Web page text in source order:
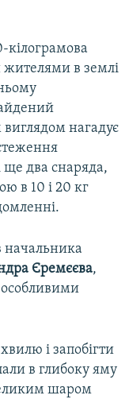
кілограмова
в землі
нагадує
ще два снаряда,
в 10 і 20 кг
начальника
Єремєєва,
і запобігти
в глибоку яму
шаром